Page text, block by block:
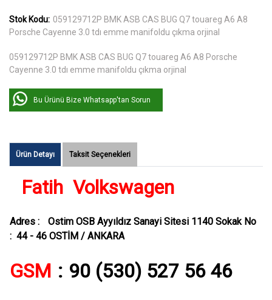
Stok Kodu: 059129712P BMK ASB CAS BUG Q7 touareg A6 A8
Porsche Cayenne 3.0 tdı emme manifoldu çıkma orjinal
059129712P BMK ASB CAS BUG Q7 touareg A6 A8 Porsche
Cayenne 3.0 tdı emme manifoldu çıkma orjinal
Bu Ürünü Bize Whatsapp'tan Sorun
Ürün Detayı Taksit Seçenekleri
Fatih Volkswagen
Adres :
Ostim OSB Ayyıldız Sanayi Sitesi 1140 Sokak No
: 44 - 46 OSTİM / ANKARA
GSM : 90 (530) 527 56 46